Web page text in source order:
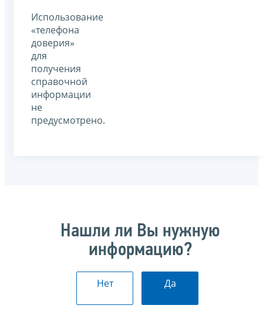
Использование
«телефона
доверия»
для
получения
справочной
информации
не
предусмотрено.
Нашли ли Вы нужную
информацию?
Нет Да